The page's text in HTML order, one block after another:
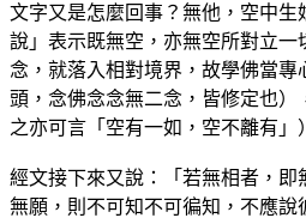
文字又是怎麼回事？無他，空中生
說」表示既無空，亦無空所對立一
念，就落入相對境界，故學佛當
頭，念佛念念無二念，皆修定也）
之亦可言「空有一如，空不離有」）
經文接下來又說：「若無相者，即
無願，則不可知不可徧知，不應說